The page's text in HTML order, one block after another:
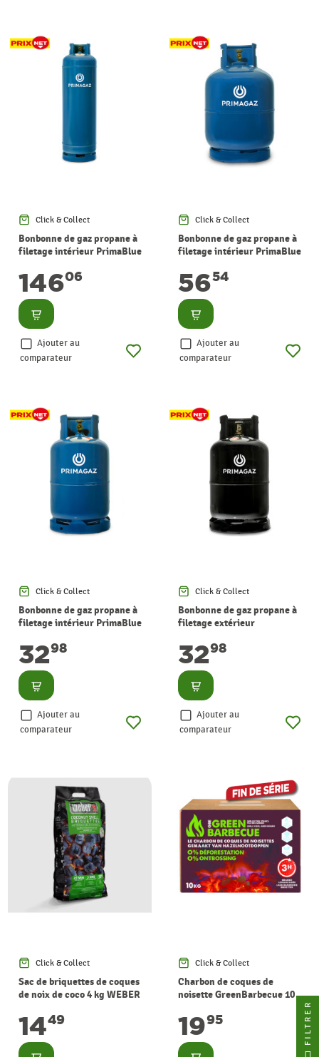
Click & Collect
Bonbonne de gaz propane à
filetage intérieur PrimaBlue
14606
Consulter
Ajouter au
comparateur
Click & Collect
Bonbonne de gaz propane à
filetage intérieur PrimaBlue
5654
Consulter
Ajouter au
comparateur
Click & Collect
Bonbonne de gaz propane à
filetage intérieur PrimaBlue
3298
Consulter
Ajouter au
comparateur
Click & Collect
Bonbonne de gaz propane à
filetage extérieur
PRIMAGAZ
3298
Consulter
Ajouter au
comparateur
Click & Collect
Sac de briquettes de coques
de noix de coco 4 kg WEBER
1449
Click & Collect
Charbon de coques de
noisette GreenBarbecue 10
1995 FILTRER